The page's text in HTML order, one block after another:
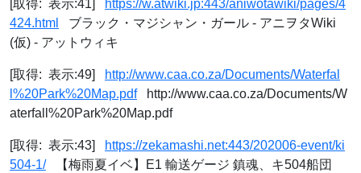
[取得: 表示:41]
https://w.atwiki.jp:443/aniwotawiki/pages/4
424.html
ブラック・マジシャン・ガール - アニヲタWiki
(仮) - アットウィキ
[取得: 表示:49]
http://www.caa.co.za/Documents/Waterfal
l%20Park%20Map.pdfhttp://www.caa.co.za/Documents/W
aterfall%20Park%20Map.pdf
[取得: 表示:43]
https://zekamashi.net:443/202006-event/ki
504-1/【梅雨夏イベ】E1 輸送ゲージ 鎮魂、キ504船団